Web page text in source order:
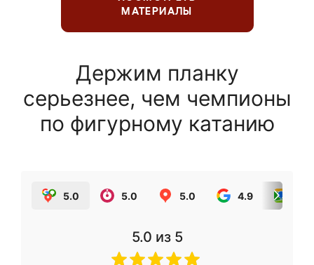
МАТЕРИАЛЫ
Держим планку
серьезнее, чем чемпионы
по фигурному катанию
5.0 5.0 5.0 4.9
5.0 из 5